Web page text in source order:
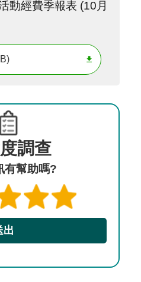
動經費季報表 (10月
調查
有幫助嗎?